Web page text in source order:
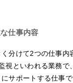
仕事内容
分けて2つの仕事内
視といわれる業務で
サポートする仕事